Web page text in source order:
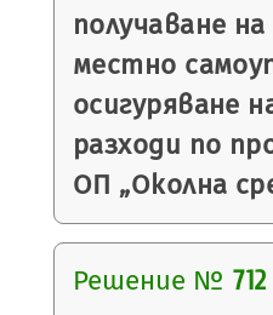
получаване
местно
осигуряване
разходи по
ОП „Околна
Решение №